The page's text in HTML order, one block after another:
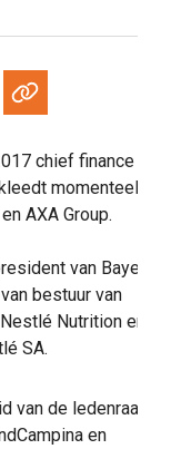
chief finance
momenteel
AXA Group.
van Bayer
bestuur van
Nutrition en
SA.
de ledenraad
en